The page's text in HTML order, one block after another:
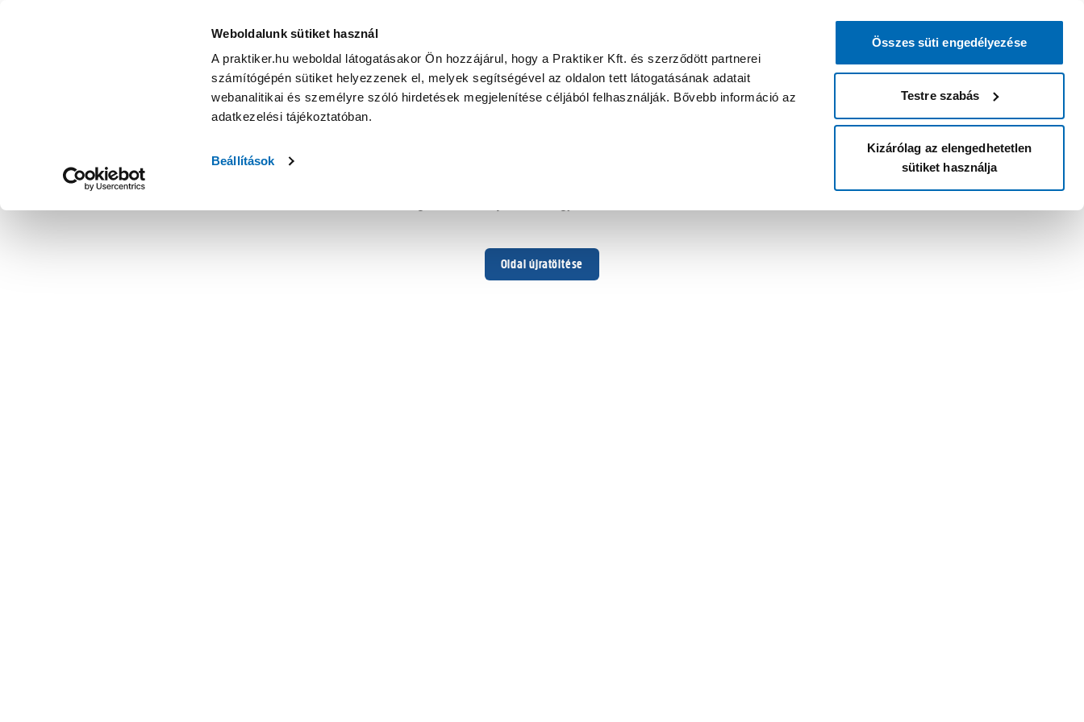
Weboldalunk sütiket használ
A praktiker.hu weboldal látogatásakor Ön hozzájárul, hogy a Praktiker Kft. és szerződött partnerei
számítógépén sütiket helyezzenek el, melyek segítségével az oldalon tett látogatásának adatait
webanalitikai és személyre szóló hirdetések megjelenítése céljából felhasználják. Bővebb információ az
adatkezelési tájékoztatóban.
Beállítások
Összes süti engedélyezése
Testre szabás
Kizárólag az elengedhetetlen
sütiket használja
Oldal újratöltése